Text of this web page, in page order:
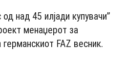
над 45 илјади купувачи”
менаџерот за
FAZ весник.